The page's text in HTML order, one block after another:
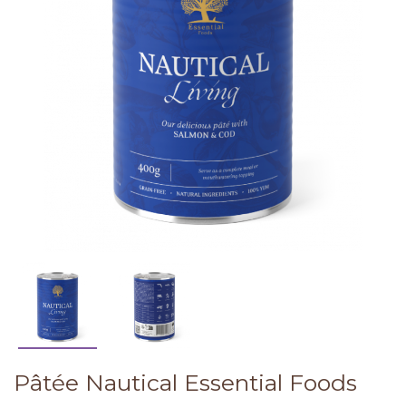
Pâtée Nautical Essential Foods